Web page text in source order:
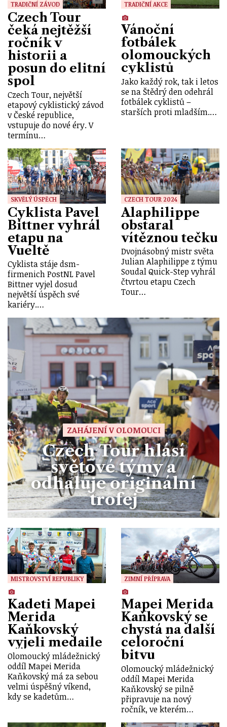
TRADIČNÍ ZÁVOD
Czech Tour
čeká nejtěžší
ročník v
historii a
posun do elitní
spol
Czech Tour, největší
etapový cyklistický závod
v České republice,
vstupuje do nové éry. V
termínu…
TRADIČNÍ AKCE
Vánoční
fotbálek
olomouckých
cyklistů
Jako každý rok, tak i letos
se na Štědrý den odehrál
fotbálek cyklistů –
starších proti mladším.…
SKVĚLÝ ÚSPĚCH
Cyklista Pavel
Bittner vyhrál
etapu na
Vueltě
Cyklista stáje dsm-
firmenich PostNL Pavel
Bittner vyjel dosud
největší úspěch své
kariéry.…
CZECH TOUR 2024
Alaphilippe
obstaral
vítěznou tečku
Dvojnásobný mistr světa
Julian Alaphilippe z týmu
Soudal Quick-Step vyhrál
čtvrtou etapu Czech
Tour…
ZAHÁJENÍ V OLOMOUCI
Czech Tour hlásí
světové týmy a
odhaluje originální
trofej
MISTROVSTVÍ REPUBLIKY
Kadeti Mapei
Merida
Kaňkovský
vyjeli medaile
Olomoucký mládežnický
oddíl Mapei Merida
Kaňkovský má za sebou
velmi úspěšný víkend,
kdy se kadetům…
ZIMNÍ PŘÍPRAVA
Mapei Merida
Kaňkovský se
chystá na další
celoroční
bitvu
Olomoucký mládežnický
oddíl Mapei Merida
Kaňkovský se pilně
připravuje na nový
ročník, ve kterém…